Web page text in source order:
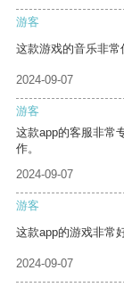
游客
这款游戏的音乐非常
2024-09-07
游客
这款app的客服非常
作。
2024-09-07
游客
这款app的游戏非常
2024-09-07